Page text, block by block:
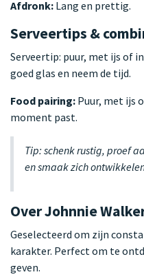
Afdronk: Lang en prettig.
Serveertips &
Serveertip: puur, met ijs of
goed glas en neem de tijd.
Food pairing: Puur, met ijs
moment past.
Tip: schenk rustig, proef
en smaak zich
Over Johnnie
Geselecteerd om zijn
karakter. Perfect om te
geven.